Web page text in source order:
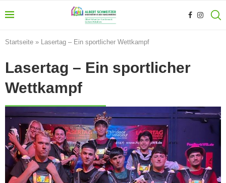
Startseite » Lasertag – Ein sportlicher Wettkampf
Lasertag – Ein sportlicher
Wettkampf